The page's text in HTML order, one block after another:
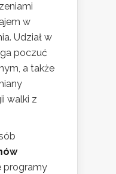
w
Udział w
poczuć
a także
walki z
programy